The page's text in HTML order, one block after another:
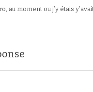
au moment ou j’y étais